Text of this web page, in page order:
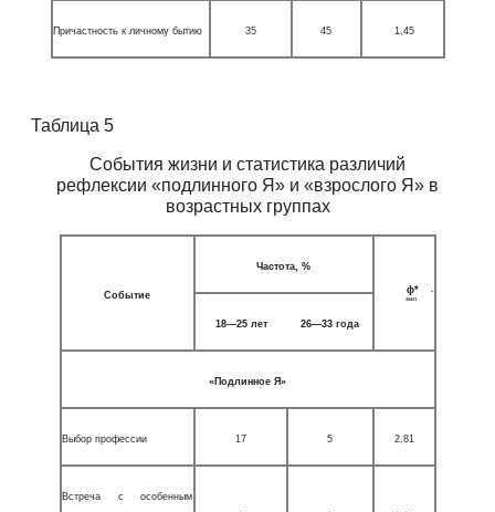
Причастность к личному бытию 35 45 1,45
Таблица 5
События жизни и статистика различий
рефлексии «подлинного Я» и «взрослого Я» в
возрастных группах
Событие
Частота, %
ф*
•
эмп
18—25 лет 26—33 года
«Подлинное Я»
Выбор профессии 17 5 2,81
Встреча с особенным